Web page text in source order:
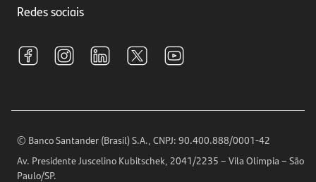
Investimentos
Relações com Investidores
Central de Renegociação
S.A.C
Encontre nossas agências
Horários de Atendimento
Telefones
Redes sociais
© Banco Santander (Brasil) S.A., CNPJ: 90.400.888/0001-42
Av. Presidente Juscelino Kubitschek, 2041/2235 – Vila Olímpia – São
Paulo/SP.